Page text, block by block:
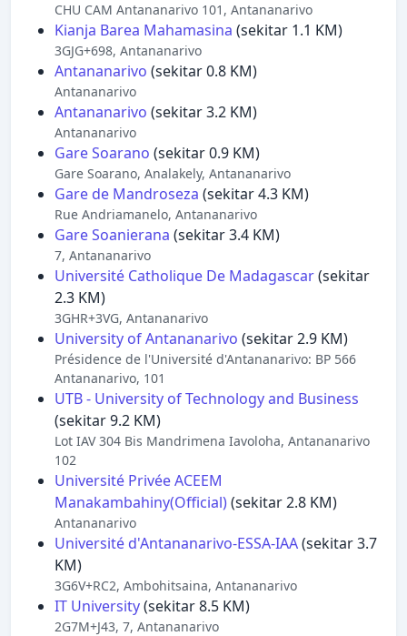
CHU CAM Antananarivo 101, Antananarivo
Kianja Barea Mahamasina (sekitar 1.1 KM)
3GJG+698, Antananarivo
Antananarivo (sekitar 0.8 KM)
Antananarivo
Antananarivo (sekitar 3.2 KM)
Antananarivo
Gare Soarano (sekitar 0.9 KM)
Gare Soarano, Analakely, Antananarivo
Gare de Mandroseza (sekitar 4.3 KM)
Rue Andriamanelo, Antananarivo
Gare Soanierana (sekitar 3.4 KM)
7, Antananarivo
Université Catholique De Madagascar(sekitar
2.3 KM)
3GHR+3VG, Antananarivo
University of Antananarivo (sekitar 2.9 KM)
Présidence de l'Université d'Antananarivo: BP 566
Antananarivo, 101
UTB - University of Technology and Business
(sekitar 9.2 KM)
Lot IAV 304 Bis Mandrimena Iavoloha, Antananarivo
102
Université Privée ACEEM
Manakambahiny(Official)(sekitar 2.8 KM)
Antananarivo
Université d'Antananarivo-ESSA-IAA(sekitar 3.7
KM)
3G6V+RC2, Ambohitsaina, Antananarivo
IT University(sekitar 8.5 KM)
2G7M+J43, 7, Antananarivo